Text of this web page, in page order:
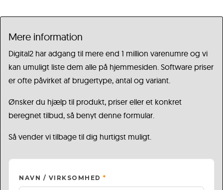
Mere information
Digital2 har adgang til mere end 1 million varenumre og vi
kan umuligt liste dem alle på hjemmesiden. Software priser
er ofte påvirket af brugertype, antal og variant.
Ønsker du hjælp til produkt, priser eller et konkret
beregnet tilbud, så benyt denne formular.
Så vender vi tilbage til dig hurtigst muligt.
NAVN / VIRKSOMHED *